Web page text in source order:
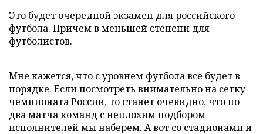
Это будет очередной экзамен для российского
футбола. Причем в меньшей степени для
футболистов.
Мне кажется, что с уровнем футбола все будет в
порядке. Если посмотреть внимательно на сетку
чемпионата России, то станет очевидно, что по
два матча команд с неплохим подбором
исполнителей мы наберем. А вот со стадионами и